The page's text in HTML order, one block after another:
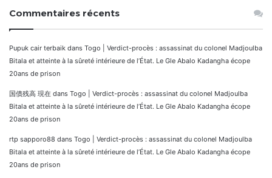
Commentaires récents
Pupuk cair terbaik dans Togo | Verdict-procès : assassinat du colonel Madjoulba
Bitala et atteinte à la sûreté intérieure de l’État. Le Gle Abalo Kadangha écope
20ans de prison
国債残高 現在 dans Togo | Verdict-procès : assassinat du colonel Madjoulba
Bitala et atteinte à la sûreté intérieure de l’État. Le Gle Abalo Kadangha écope
20ans de prison
rtp sapporo88 dans Togo | Verdict-procès : assassinat du colonel Madjoulba
Bitala et atteinte à la sûreté intérieure de l’État. Le Gle Abalo Kadangha écope
20ans de prison